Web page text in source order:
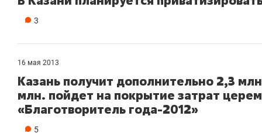
3
16 мая 2013
Казань получит дополнительно 2,3
млн. пойдет на покрытие затрат
«Благотворитель года-2012»
5